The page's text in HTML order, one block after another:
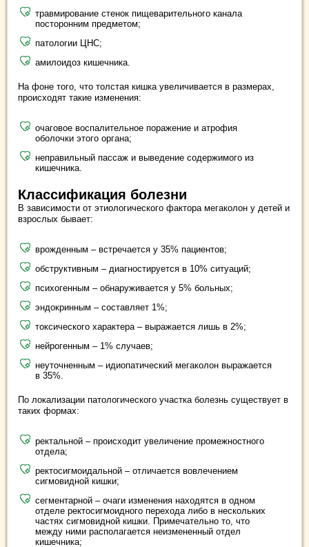
травмирование стенок пищеварительного канала
посторонним предметом;
патологии ЦНС;
амилоидоз кишечника.
На фоне того, что толстая кишка увеличивается в размерах,
происходят такие изменения:
очаговое воспалительное поражение и атрофия
оболочки этого органа;
неправильный пассаж и выведение содержимого из
кишечника.
Классификация болезни
В зависимости от этиологического фактора мегаколон у детей и
взрослых бывает:
врожденным – встречается у 35% пациентов;
обструктивным – диагностируется в 10% ситуаций;
психогенным – обнаруживается у 5% больных;
эндокринным – составляет 1%;
токсического характера – выражается лишь в 2%;
нейрогенным – 1% случаев;
неуточненным – идиопатический мегаколон выражается
в 35%.
По локализации патологического участка болезнь существует в
таких формах:
ректальной – происходит увеличение промежностного
отдела;
ректосигмоидальной – отличается вовлечением
сигмовидной кишки;
сегментарной – очаги изменения находятся в одном
отделе ректосигмоидного перехода либо в нескольких
частях сигмовидной кишки. Примечательно то, что
между ними располагается неизмененный отдел
кишечника;